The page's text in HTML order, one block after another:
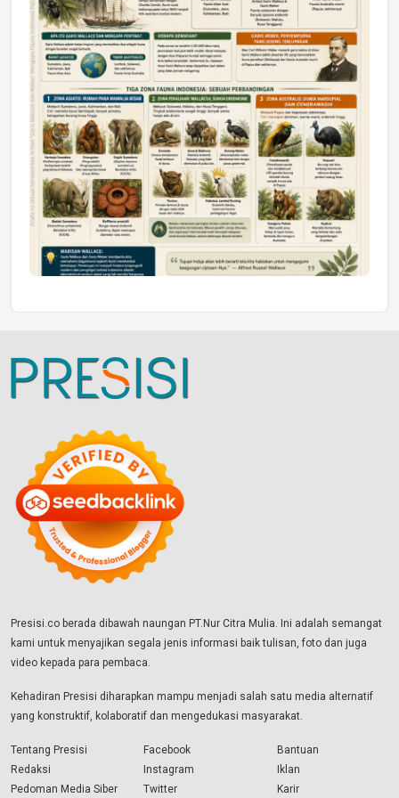
Presisi.co berada dibawah naungan PT.Nur Citra Mulia. Ini adalah semangat
kami untuk menyajikan segala jenis informasi baik tulisan, foto dan juga
video kepada para pembaca.
Kehadiran Presisi diharapkan mampu menjadi salah satu media alternatif
yang konstruktif, kolaboratif dan mengedukasi masyarakat.
Tentang Presisi
Redaksi
Pedoman Media Siber
Facebook
Instagram
Twitter
Bantuan
Iklan
Karir